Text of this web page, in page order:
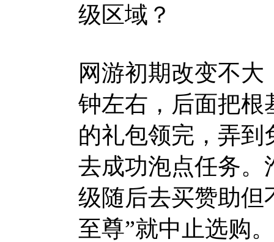
级区域？
网游初期改变不
钟左右，后面把根
的礼包领完，弄
去成功泡点任务。
级随后去买赞助但
至尊”就中止选购